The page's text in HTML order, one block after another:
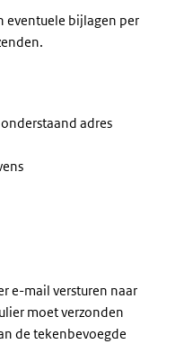
eventuele bijlagen per
adres
e-mail versturen naar
moet verzonden
de tekenbevoegde